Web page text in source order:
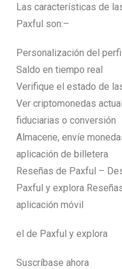
Las características de
Paxful son:–
Personalización del
Saldo en tiempo real
Verifique el estado de
Ver criptomonedas
fiduciarias o conversión
Almacene, envíe
aplicación de billetera
Reseñas de Paxful –
Paxful y explora
aplicación móvil
el de Paxful y explora
Suscríbase ahora